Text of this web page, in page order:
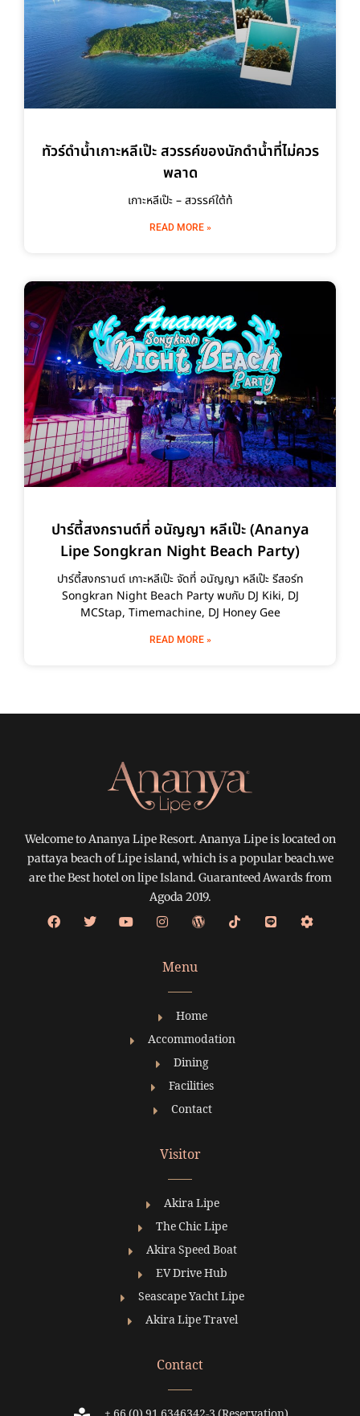
ทัวร์ดำน้ำเกาะหลีเป๊ะ สวรรค์ของนักดำน้ำที่ไม่ควร
พลาด
เกาะหลีเป๊ะ – สวรรค์ใต้ท้
READ MORE »
ปาร์ตี้สงกรานต์ที่ อนัญญา หลีเป๊ะ (Ananya
Lipe Songkran Night Beach Party)
ปาร์ตี้สงกรานต์ เกาะหลีเป๊ะ จัดที่ อนัญญา หลีเป๊ะ รีสอร์ท
Songkran Night Beach Party พบกับ DJ Kiki, DJ
MCStap, Timemachine, DJ Honey Gee
READ MORE »
Welcome to Ananya Lipe Resort. Ananya Lipe is located on
pattaya beach of Lipe island, which is a popular beach.we
are the Best hotel on lipe Island. Guaranteed Awards from
Agoda 2019.
Menu
Home
Accommodation
Dining
Facilities
Contact
Visitor
Akira Lipe
The Chic Lipe
Akira Speed Boat
EV Drive Hub
Seascape Yacht Lipe
Akira Lipe Travel
Contact